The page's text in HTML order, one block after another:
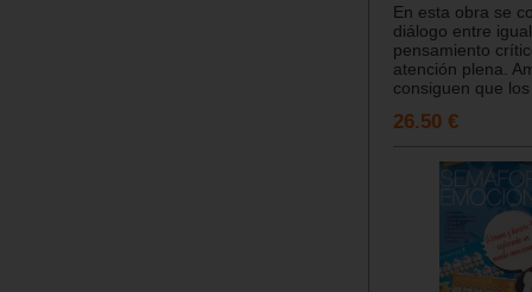
En esta obra se
diálogo entre
pensamiento
atención plena.
consiguen que
26.50 €